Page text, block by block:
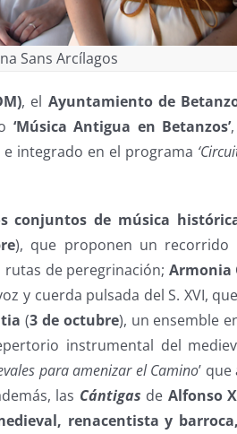
Sans Arcílagos
, el Ayuntamiento de
‘Música Antigua en Betanzos’
integrado en el programa
conjuntos de música
), que proponen un recorrido
de peregrinación; Armonia
y cuerda pulsada del S. XVI,
(3 de octubre), un ensemble
instrumental del
para amenizar el Camino’
las Cántigas de Alfonso
renacentista y